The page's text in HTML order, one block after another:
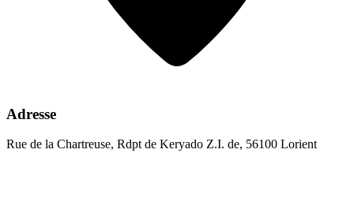
Adresse
Rue de la Chartreuse, Rdpt de Keryado Z.I. de, 56100 Lorient